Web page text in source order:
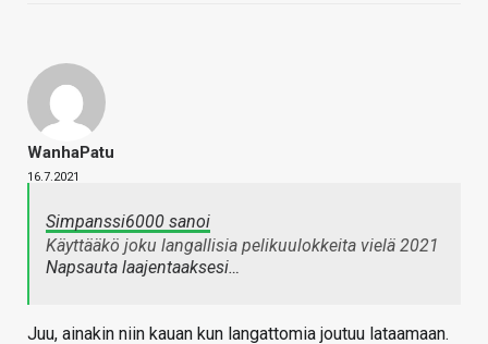
WanhaPatu
16.7.2021
Simpanssi6000 sanoi
Käyttääkö joku langallisia pelikuulokkeita vielä 2021
Napsauta laajentaaksesi…
Juu, ainakin niin kauan kun langattomia joutuu lataamaan.